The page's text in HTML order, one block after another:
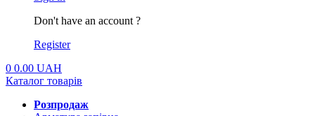
Don't have an account ?
Register
0 0.00 UAH
Каталог товарів
Розпродаж